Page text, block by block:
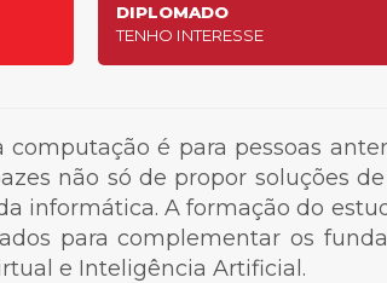
DIPLOMADO
TENHO INTERESSE
é para pessoas
não só de propor soluções
informática. A formação do
para complementar os
e Inteligência Artificial.